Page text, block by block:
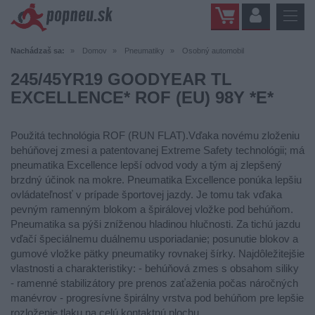
Nachádzaš sa: Domov Pneumatiky Osobný automobil
245/45YR19 GOODYEAR TL
EXCELLENCE* ROF (EU) 98Y *E*
Použitá technológia ROF (RUN FLAT).Vďaka novému zloženiu
behúňovej zmesi a patentovanej Extreme Safety technológii; má
pneumatika Excellence lepší odvod vody a tým aj zlepšený
brzdný účinok na mokre. Pneumatika Excellence ponúka lepšiu
ovládateľnosť v prípade športovej jazdy. Je tomu tak vďaka
pevným ramenným blokom a špirálovej vložke pod behúňom.
Pneumatika sa pýši zníženou hladinou hlučnosti. Za tichú jazdu
vďačí špeciálnemu duálnemu usporiadanie; posunutie blokov a
gumové vložke pätky pneumatiky rovnakej šírky. Najdôležitejšie
vlastnosti a charakteristiky: - behúňová zmes s obsahom siliky
- ramenné stabilizátory pre prenos zaťaženia počas náročných
manévrov - progresívne špirálny vrstva pod behúňom pre lepšie
rozloženie tlaku na celú kontaktnú plochu